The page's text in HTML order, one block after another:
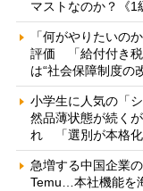
マストなのか？《1
「何がやりたいの
評価 「給付付き税
は“社会保障制度の
小学生に人気の「
然品薄状態が続く
れ 「選別が本格化
急増する中国企業
Temu…本社機能を